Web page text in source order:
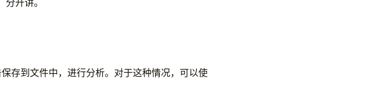
存到文件中，进行分析。对于这种情况，可以使